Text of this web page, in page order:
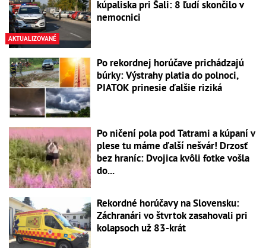
AKTUALIZOVANÉ
kúpaliska pri Šali: 8 ľudí skončilo v
nemocnici
Po rekordnej horúčave prichádzajú
búrky: Výstrahy platia do polnoci,
PIATOK prinesie ďalšie riziká
Po ničení pola pod Tatrami a kúpaní v
plese tu máme ďalší nešvár! Drzosť
bez hraníc: Dvojica kvôli fotke vošla
do...
Rekordné horúčavy na Slovensku:
Záchranári vo štvrtok zasahovali pri
kolapsoch už 83-krát